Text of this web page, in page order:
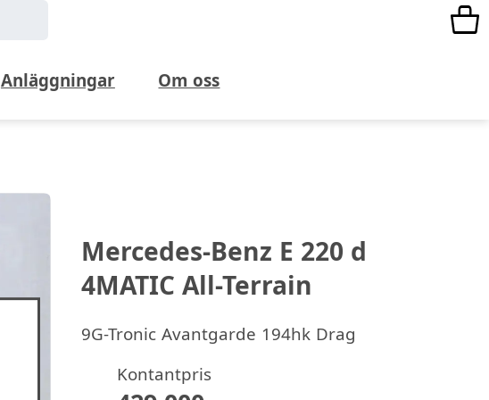
Anläggningar Om oss
Mercedes-Benz E 220 d
4MATIC All-Terrain
9G-Tronic Avantgarde 194hk Drag
Kontantpris